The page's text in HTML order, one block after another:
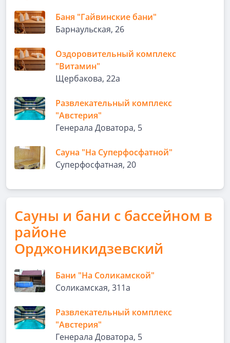
Баня "Гайвинские бани"
Барнаульская, 26
Оздоровительный комплекс
"Витамин"
Щербакова, 22а
Развлекательный комплекс
"Австерия"
Генерала Доватора, 5
Сауна "На Суперфосфатной"
Суперфосфатная, 20
Сауны и бани с бассейном в
районе
Орджоникидзевский
Бани "На Соликамской"
Соликамская, 311а
Развлекательный комплекс
"Австерия"
Генерала Доватора, 5